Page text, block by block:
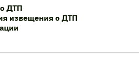
ДТП
извещения о ДТП